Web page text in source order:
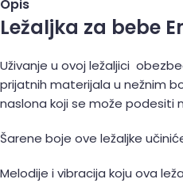
Opis
Ležaljka za bebe
Uživanje u ovoj ležaljici
prijatnih materijala u nežnim
naslona koji se može podesiti
Šarene boje ove ležaljke
Melodije i vibracija koju ova